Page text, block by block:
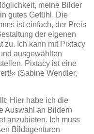
meine Bilder
gutes Gefühl. Die
ist einfach, der Preis
der eigenen
zu. Ich kann mit Pixtacy
ausgewählten
Pixtacy ist eine
(Sabine Wendler,
Hier habe ich die
Auswahl an Bildern
anzubieten. Ich muss
Bildagenturen